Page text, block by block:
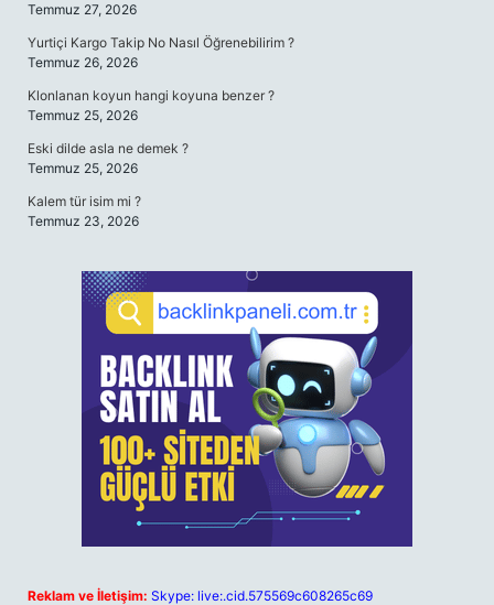
Temmuz 27, 2026
Yurtiçi Kargo Takip No Nasıl Öğrenebilirim ?
Temmuz 26, 2026
Klonlanan koyun hangi koyuna benzer ?
Temmuz 25, 2026
Eski dilde asla ne demek ?
Temmuz 25, 2026
Kalem tür isim mi ?
Temmuz 23, 2026
Reklam ve İletişim: Skype: live:.cid.575569c608265c69